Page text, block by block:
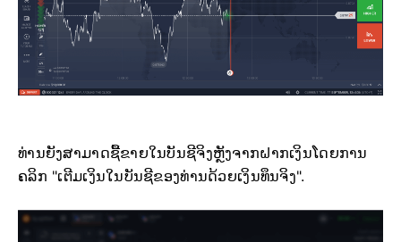
ທ່ານຍັງສາມາດຊື້ຂາຍໃນບັນຊີຈິງຫຼັງຈາກຝາກເງິນໂດຍການ
ຄລິກ "ເຕີມເງິນໃນບັນຊີຂອງທ່ານດ້ວຍເງິນທຶນຈິງ".